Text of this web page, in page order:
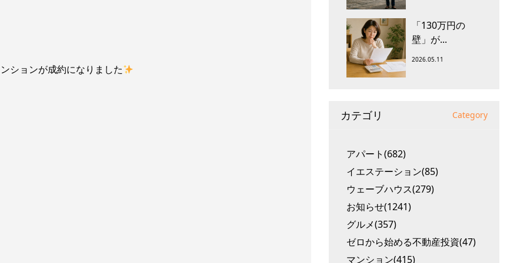
ションが成約になりました
「130万円の
壁」が...
2026.05.11
カテゴリ Category
アパート(682)
イエステーション(85)
ウェーブハウス(279)
お知らせ(1241)
グルメ(357)
ゼロから始める不動産投資(47)
マンション(415)